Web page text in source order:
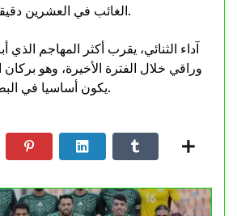
الغائب في العشرين دقيقة الأخيرة التي لعبها.
آداء الثنائي، يقرب أكثر المهاجم
وراقي خلال الفترة الأخيرة، وهو
يكون أساسيا في البطولة العربية المقبلة.